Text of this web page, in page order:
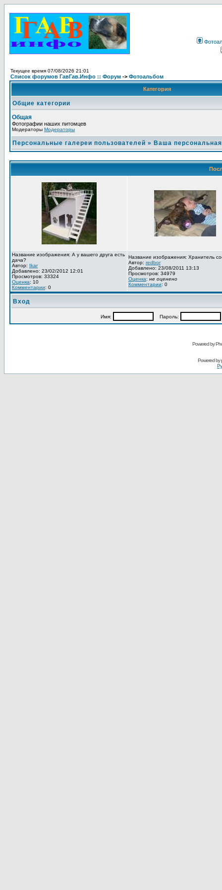
Текущее время 07/08/2026 21:01
Список форумов ГавГав.Инфо :: Форум -> Фотоальбом
Категория
Общие категории
Общая
Фотографии наших питомцев
Модераторы Модераторы
Персональные галереи пользователей » Ваша
Название изображения: А у вашего друга есть
дача?
Автор: Ikar
Добавлено: 23/02/2012 12:01
Просмотров: 33324
Оценка: 10
Комментарии: 0
Название изображения: Хранитель
Автор: redbor
Добавлено: 23/08/2011 13:13
Просмотров: 34979
Оценка: не оценено
Комментарии: 0
Вход
Имя: Пароль:
Powered by
Powered by